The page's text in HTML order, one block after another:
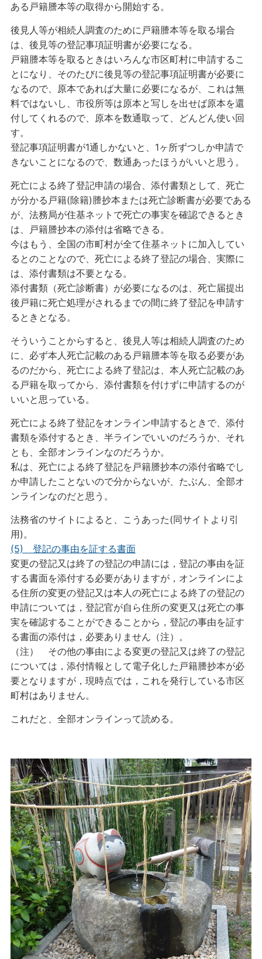
ある戸籍謄本等の取得から開始する。
後見人等が相続人調査のために戸籍謄本等を取る場合
は、後見等の登記事項証明書が必要になる。
戸籍謄本等を取るときはいろんな市区町村に申請するこ
とになり、そのたびに後見等の登記事項証明書が必要に
なるので、原本であれば大量に必要になるが、これは無
料ではないし、市役所等は原本と写しを出せば原本を還
付してくれるので、原本を数通取って、どんどん使い回
す。
登記事項証明書が1通しかないと、1ヶ所ずつしか申請で
きないことになるので、数通あったほうがいいと思う。
死亡による終了登記申請の場合、添付書類として、死亡
が分かる戸籍(除籍)謄抄本または死亡診断書が必要である
が、法務局が住基ネットで死亡の事実を確認できるとき
は、戸籍謄抄本の添付は省略できる。
今はもう、全国の市町村が全て住基ネットに加入してい
るとのことなので、死亡による終了登記の場合、実際に
は、添付書類は不要となる。
添付書類（死亡診断書）が必要になるのは、死亡届提出
後戸籍に死亡処理がされるまでの間に終了登記を申請す
るときとなる。
そういうことからすると、後見人等は相続人調査のため
に、必ず本人死亡記載のある戸籍謄本等を取る必要があ
るのだから、死亡による終了登記は、本人死亡記載のあ
る戸籍を取ってから、添付書類を付けずに申請するのが
いいと思っている。
死亡による終了登記をオンライン申請するときで、添付
書類を添付するとき、半ラインでいいのだろうか、それ
とも、全部オンラインなのだろうか。
私は、死亡による終了登記を戸籍謄抄本の添付省略でし
か申請したことないので分からないが、たぶん、全部オ
ンラインなのだと思う。
法務省のサイトによると、こうあった(同サイトより引
用)。
(5) 登記の事由を証する書面
変更の登記又は終了の登記の申請には，登記の事由を証
する書面を添付する必要がありますが，オンラインによ
る住所の変更の登記又は本人の死亡による終了の登記の
申請については，登記官が自ら住所の変更又は死亡の事
実を確認することができることから，登記の事由を証す
る書面の添付は，必要ありません（注）。
（注） その他の事由による変更の登記又は終了の登記
については，添付情報として電子化した戸籍謄抄本が必
要となりますが，現時点では，これを発行している市区
町村はありません。
これだと、全部オンラインって読める。